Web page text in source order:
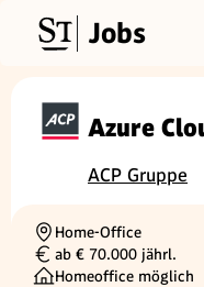
Jobs
Azure
ACP Gruppe
Ortschaft
Home-Office
Gehalt
ab € 70.000 jährl.
Homeoffice möglich